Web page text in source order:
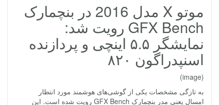
موتو X مدل 2016 در بنچمارک
GFX Bench رویت شد:
نمایشگر ۵.۵ اینچی و پردازنده
اسنپدراگون ۸۲۰
(image)
به تازگی مشخصات یکی از گوشی‌های هوشمند مورد انتظار
امسال یعنی مدر بنچمارک GFX Bench رویت شده است. این